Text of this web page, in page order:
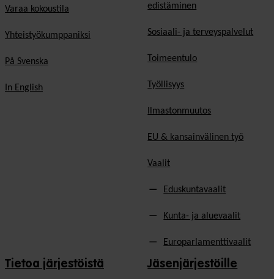
Varaa kokoustila
Yhteistyökumppaniksi
På Svenska
In English
edistäminen
Sosiaali- ja terveyspalvelut
Toimeentulo
Työllisyys
Ilmastonmuutos
EU & kansainvälinen työ
Vaalit
Eduskuntavaalit
Kunta- ja aluevaalit
Europarlamenttivaalit
Tietoa järjestöistä Jäsenjärjestöille